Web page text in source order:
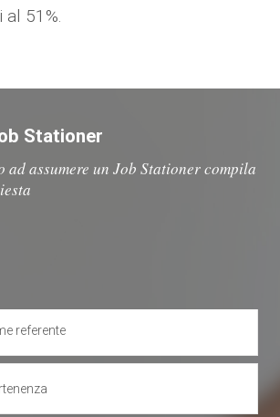
51%.
Stationer
ad assumere un Job Stationer compila